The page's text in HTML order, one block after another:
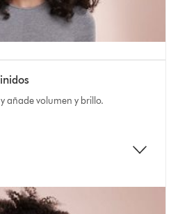
añade volumen y brillo.